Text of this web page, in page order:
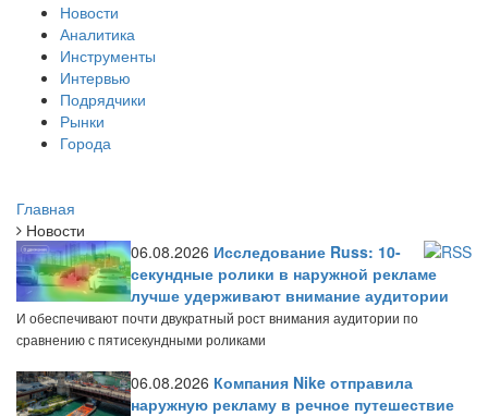
Новости
Аналитика
Инструменты
Интервью
Подрядчики
Рынки
Города
Главная
Новости
06.08.2026 Исследование Russ: 10-
секундные ролики в наружной рекламе
лучше удерживают внимание аудитории
И обеспечивают почти двукратный рост внимания аудитории по
сравнению с пятисекундными роликами
06.08.2026 Компания Nike отправила
наружную рекламу в речное путешествие